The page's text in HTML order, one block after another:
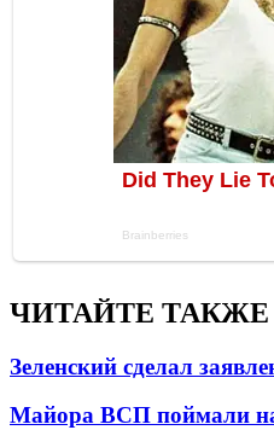
ЧИТАЙТЕ ТАКЖЕ
Зеленский сделал
Майора ВСП поймали